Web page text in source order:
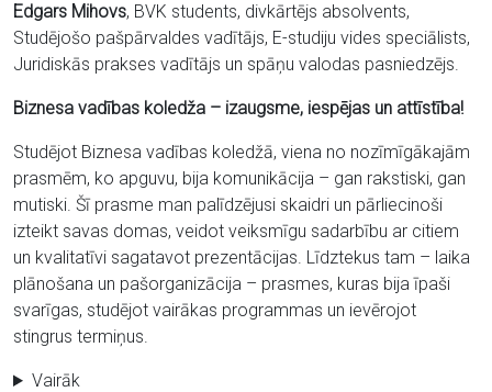
Edgars Mihovs, BVK students, divkārtējs absolvents,
Studējošo pašpārvaldes vadītājs, E-studiju vides speciālists,
Juridiskās prakses vadītājs un spāņu valodas pasniedzējs.
Biznesa vadības koledža – izaugsme, iespējas un attīstība!
Studējot Biznesa vadības koledžā, viena no nozīmīgākajām
prasmēm, ko apguvu, bija komunikācija – gan rakstiski, gan
mutiski. Šī prasme man palīdzējusi skaidri un pārliecinoši
izteikt savas domas, veidot veiksmīgu sadarbību ar citiem
un kvalitatīvi sagatavot prezentācijas. Līdztekus tam – laika
plānošana un pašorganizācija – prasmes, kuras bija īpaši
svarīgas, studējot vairākas programmas un ievērojot
stingrus termiņus.
Vairāk